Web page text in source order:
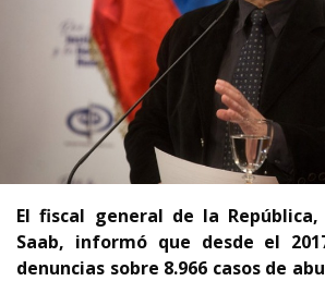
El fiscal general de la
Saab, informó que desde el
denuncias sobre 8.966 casos de